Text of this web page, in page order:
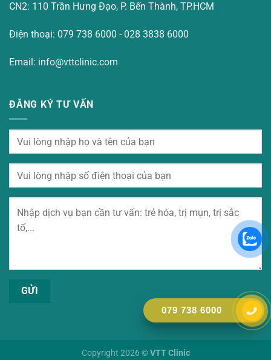
CN2: 110 Trần Hưng Đạo, P. Bến Thành, TP.HCM
Điện thoại: 079 738 6000 - 028 3838 6000
Email: info@vttclinic.com
ĐĂNG KÝ TƯ VẤN
Copyright 2026 ©VTT Clinic
079 738 6000